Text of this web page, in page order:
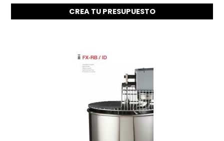
CREA TU PRESUPUESTO